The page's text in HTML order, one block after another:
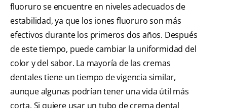
fluoruro se encuentre en niveles adecuados de
estabilidad, ya que los iones fluoruro son más
efectivos durante los primeros dos años. Después
de este tiempo, puede cambiar la uniformidad del
color y del sabor. La mayoría de las cremas
dentales tiene un tiempo de vigencia similar,
aunque algunas podrían tener una vida útil más
corta. Si quiere usar un tubo de crema dental